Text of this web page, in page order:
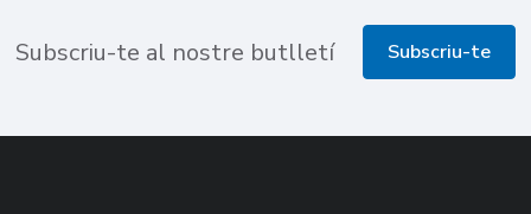
Subscriu-te al nostre butlletí Subscriu-te